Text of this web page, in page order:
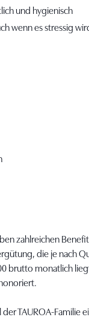
und hygienisch
wenn es stressig
zahlreichen
die je nach
brutto monatlich
TAUROA-